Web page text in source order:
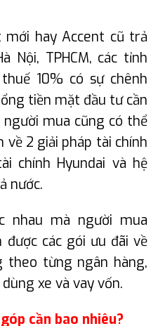
mới hay Accent cũ trả
Nội, TPHCM, các tỉnh
10% có sự chênh
tiền mặt đầu tư cần
người mua cũng có thể
2 giải pháp tài chính
chính Hyundai và hệ
nước.
nhau mà người mua
các gói ưu đãi về
theo từng ngân hàng,
xe và vay vốn.
cần bao nhiêu?